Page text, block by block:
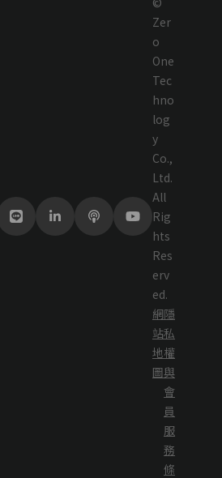
Zer
o
One
Tec
hno
log
y
Co.,
Ltd.
All
Rig
hts
Res
erv
ed.
網
站
地
圖
隱
私
權
與
會
員
服
務
條